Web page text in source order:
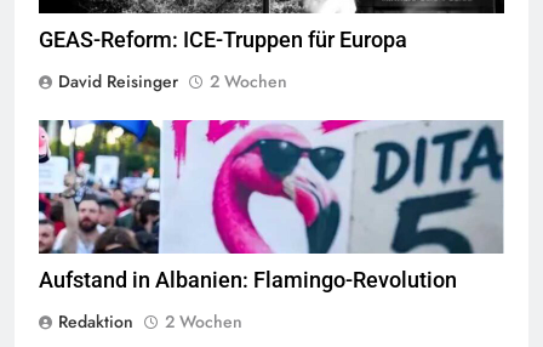
GEAS-Reform: ICE-Truppen für Europa
David Reisinger
2 Wochen
Flamingo revolucioni © Daniel Olivenbaum
Aufstand in Albanien: Flamingo-Revolution
Redaktion
2 Wochen